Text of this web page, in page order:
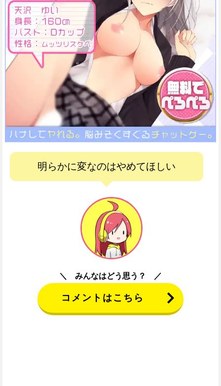
明らかに変なのはやめてほしい
みんなはどう思う？
コメントはこちら